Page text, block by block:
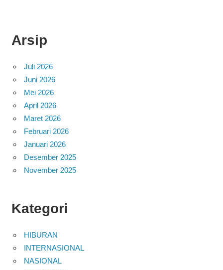
Arsip
Juli 2026
Juni 2026
Mei 2026
April 2026
Maret 2026
Februari 2026
Januari 2026
Desember 2025
November 2025
Kategori
HIBURAN
INTERNASIONAL
NASIONAL